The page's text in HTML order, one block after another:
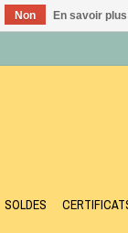
SOLDES
Non En savoir